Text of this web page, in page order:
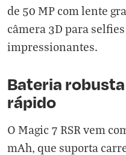
de 50 MP com lente
câmera 3D para
impressionantes.
Bateria
rápido
O Magic 7 RSR vem
mAh, que suporta